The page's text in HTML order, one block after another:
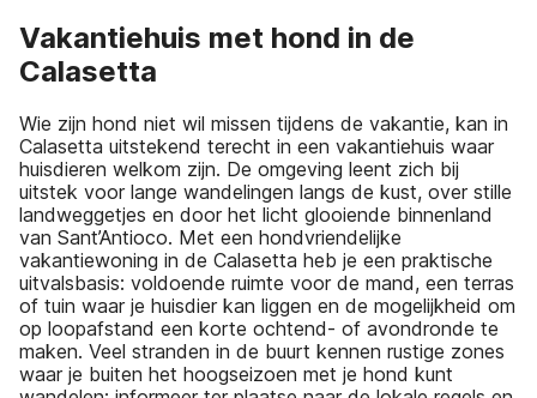
Vakantiehuis met hond in de
Calasetta
Wie zijn hond niet wil missen tijdens de vakantie, kan in
Calasetta uitstekend terecht in een vakantiehuis waar
huisdieren welkom zijn. De omgeving leent zich bij
uitstek voor lange wandelingen langs de kust, over stille
landweggetjes en door het licht glooiende binnenland
van Sant’Antioco. Met een hondvriendelijke
vakantiewoning in de Calasetta heb je een praktische
uitvalsbasis: voldoende ruimte voor de mand, een terras
of tuin waar je huisdier kan liggen en de mogelijkheid om
op loopafstand een korte ochtend- of avondronde te
maken. Veel stranden in de buurt kennen rustige zones
waar je buiten het hoogseizoen met je hond kunt